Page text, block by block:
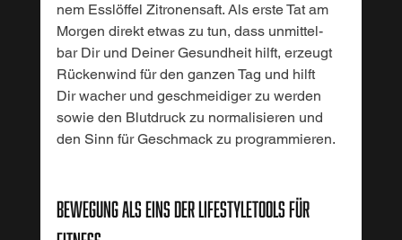
nem Esslöffel Zitronensaft. Als erste Tat am
Morgen direkt etwas zu tun, dass unmittel-
bar Dir und Deiner Gesundheit hilft, erzeugt
Rückenwind für den ganzen Tag und hilft
Dir wacher und geschmeidiger zu werden
sowie den Blutdruck zu normalisieren und
den Sinn für Geschmack zu programmieren.
Bewegung als eins der Lifestyletools für